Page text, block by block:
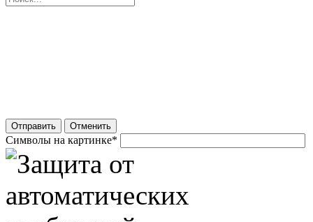
Отправить Отменить
Символы на картинке*